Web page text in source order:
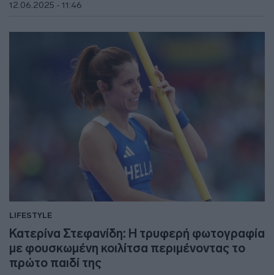
12.06.2025 - 11:46
LIFESTYLE
Κατερίνα Στεφανίδη: Η τρυφερή φωτογραφία
με φουσκωμένη κοιλίτσα περιμένοντας το
πρώτο παιδί της